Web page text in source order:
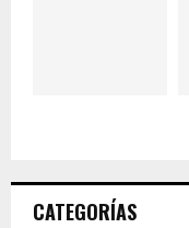
CATEGORÍAS